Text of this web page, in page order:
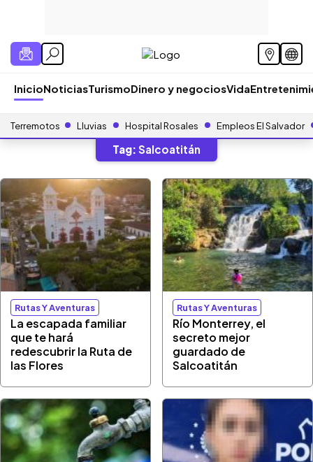
InicioNoticiasTurismoDinero y negociosVida
Terremotos Lluvias Hospital Rosales Empleos El Salvador
Tag: Salcoatitán
Rutas Y Aventuras
La escapada familiar
que te hará
redescubrir la Ruta de
las Flores
Rutas Y Aventuras
Río Monterrey, el
secreto mejor
guardado de
Salcoatitán